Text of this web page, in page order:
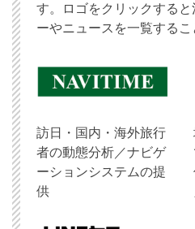
す。ロゴをクリックすると
ーやニュースを一覧するこ
訪日・国内・海外旅行
者の動態分析／ナビゲ
ーションシステムの提
供